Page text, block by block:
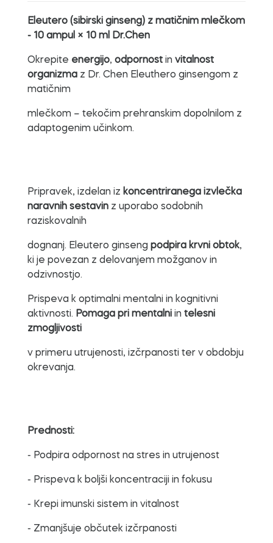
Eleutero (sibirski ginseng) z matičnim mlečkom
- 10 ampul × 10 ml Dr.Chen
Okrepite energijo, odpornost in vitalnost
organizma z Dr. Chen Eleuthero ginsengom z
matičnim
mlečkom – tekočim prehranskim dopolnilom z
adaptogenim učinkom.
Pripravek, izdelan iz koncentriranega izvlečka
naravnih sestavin z uporabo sodobnih
raziskovalnih
dognanj. Eleutero ginseng podpira krvni obtok,
ki je povezan z delovanjem možganov in
odzivnostjo.
Prispeva k optimalni mentalni in kognitivni
aktivnosti. Pomaga pri mentalni in telesni
zmogljivosti
v primeru utrujenosti, izčrpanosti ter v obdobju
okrevanja.
Prednosti:
- Podpira odpornost na stres in utrujenost
- Prispeva k boljši koncentraciji in fokusu
- Krepi imunski sistem in vitalnost
- Zmanjšuje občutek izčrpanosti